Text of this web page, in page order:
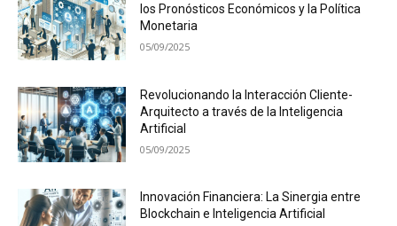
los Pronósticos Económicos y la Política
Monetaria
05/09/2025
Revolucionando la Interacción Cliente-
Arquitecto a través de la Inteligencia
Artificial
05/09/2025
Innovación Financiera: La Sinergia entre
Blockchain e Inteligencia Artificial